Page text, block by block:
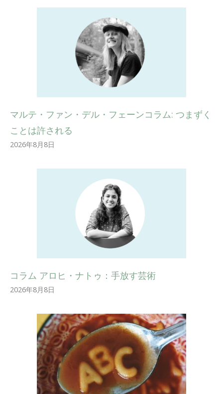
マルテ・ファン・デル・フェーンコラム: つまずく
ことは許される
2026年8月8日
コラム アロヒ・ナトゥ：手放す芸術
2026年8月8日